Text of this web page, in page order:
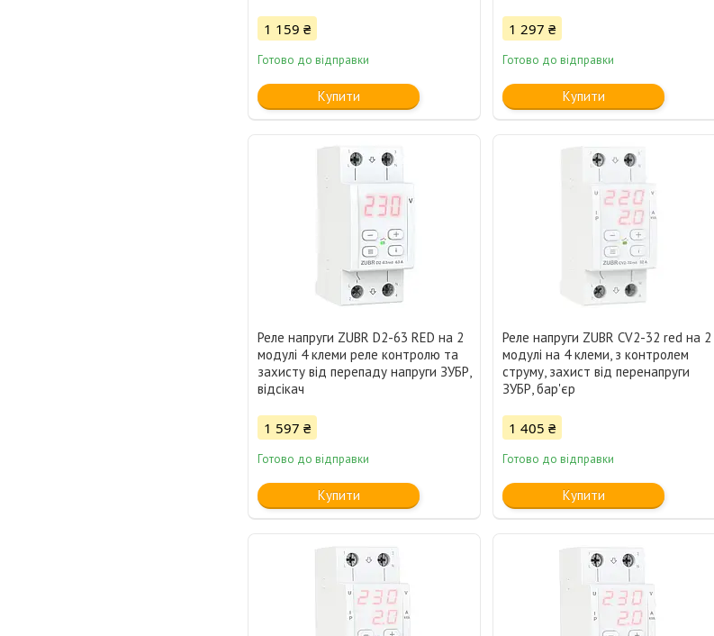
1 159 ₴
Готово до відправки
Купити
1 297 ₴
Готово до відправки
Купити
Реле напруги ZUBR D2-63 RED на 2
модулі 4 клеми реле контролю та
захисту від перепаду напруги ЗУБР,
відсікач
1 597 ₴
Готово до відправки
Купити
Реле напруги ZUBR CV2-32 red на 2
модулі на 4 клеми, з контролем
струму, захист від перенапруги
ЗУБР, бар'єр
1 405 ₴
Готово до відправки
Купити